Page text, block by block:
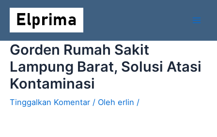
Lewati
konten
Gorden Rumah Sakit
Lampung Barat, Solusi Atasi
Kontaminasi
Tinggalkan Komentar / Oleh erlin /